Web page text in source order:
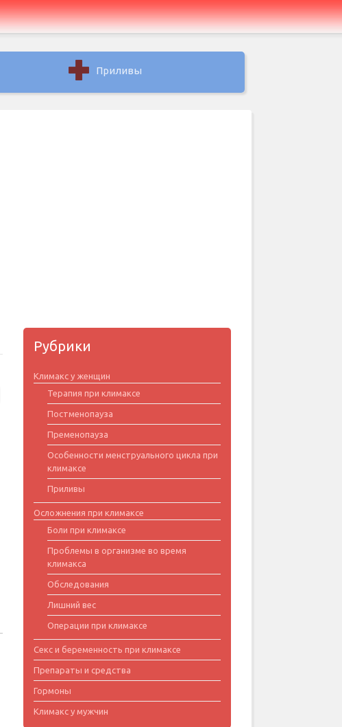
Приливы
Рубрики
Климакс у женщин
Терапия при климаксе
Постменопауза
Пременопауза
Особенности менструального цикла при
климаксе
Приливы
Осложнения при климаксе
Боли при климаксе
Проблемы в организме во время
климакса
Обследования
Лишний вес
Операции при климаксе
Секс и беременность при климаксе
Препараты и средства
Гормоны
Климакс у мужчин